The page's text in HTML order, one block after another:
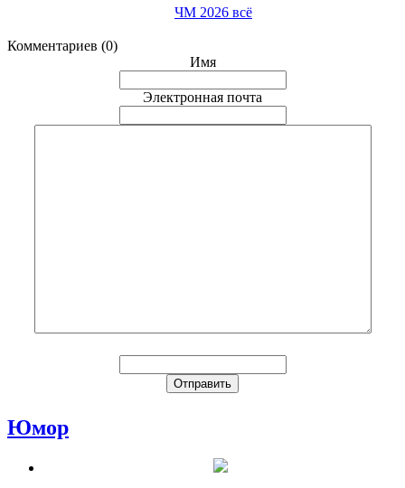
ЧМ 2026 всё
Комментариев (0)
Имя
Электронная почта
Юмор